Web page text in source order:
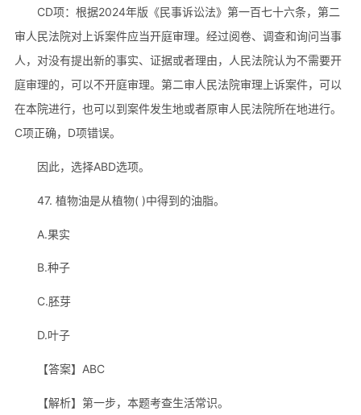
CD项：根据2024年版《民事诉讼法》第一百七十六条，第二
审人民法院对上诉案件应当开庭审理。经过阅卷、调查和询问当事
人，对没有提出新的事实、证据或者理由，人民法院认为不需要开
庭审理的，可以不开庭审理。第二审人民法院审理上诉案件，可以
在本院进行，也可以到案件发生地或者原审人民法院所在地进行。
C项正确，D项错误。
因此，选择ABD选项。
47. 植物油是从植物( )中得到的油脂。
A.果实
B.种子
C.胚芽
D.叶子
【答案】ABC
【解析】第一步，本题考查生活常识。